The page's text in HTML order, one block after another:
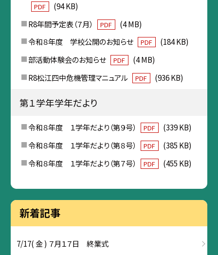
PDF
(94 KB)
R8年間予定表（７月）
PDF
(4 MB)
令和８年度 学校公開のお知らせ
PDF
(184 KB)
部活動体験会のお知らせ
PDF
(4 MB)
R8松江四中危機管理マニュアル
PDF (936 KB)
第１学年学年だより
令和８年度 １学年だより（第９号） PDF
(339 KB)
令和８年度 １学年だより（第８号）
PDF
(385 KB)
令和８年度 １学年だより（第７号）
PDF (455 KB)
新着記事
7/17( 金 ) ７月１７日 終業式